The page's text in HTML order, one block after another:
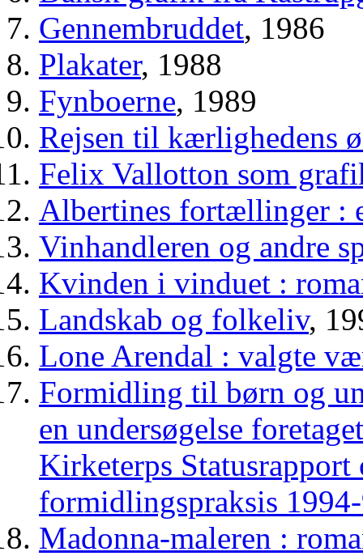
Gennembruddet, 1986
Plakater, 1988
Fynboerne, 1989
Rejsen til kærlighedens
Felix Vallotton som
Albertines fortællinger :
Vinhandleren og andre
Kvinden i vinduet :
Landskab og folkeliv,
Lone Arendal : valgte
Formidling til børn og
en undersøgelse
Kirketerps Statusrapport
formidlingspraksis
Madonna-maleren :